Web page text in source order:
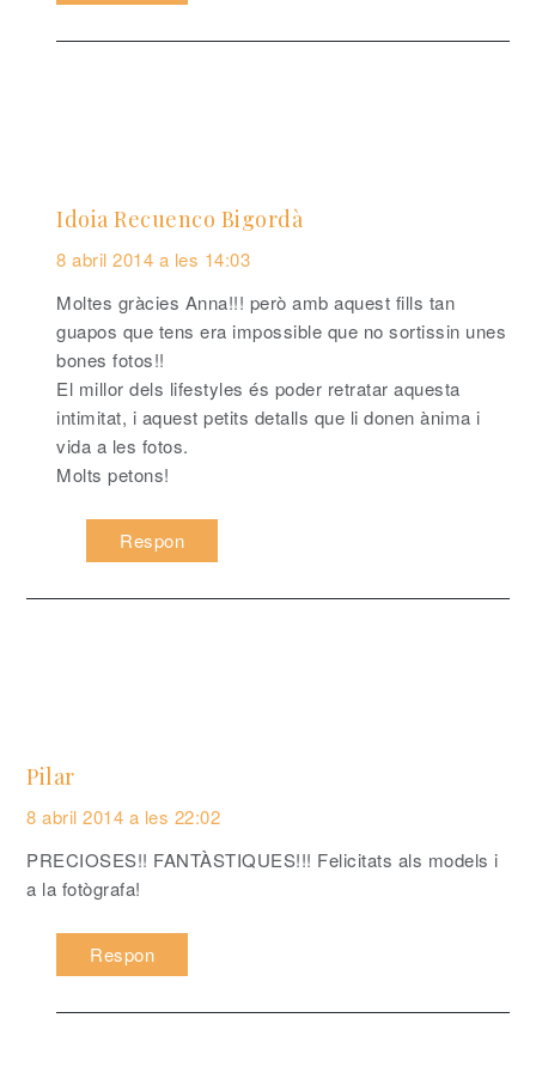
Idoia Recuenco Bigordà
8 abril 2014 a les 14:03
Moltes gràcies Anna!!! però amb aquest fills tan
guapos que tens era impossible que no sortissin unes
bones fotos!!
El millor dels lifestyles és poder retratar aquesta
intimitat, i aquest petits detalls que li donen ànima i
vida a les fotos.
Molts petons!
Respon
Pilar
8 abril 2014 a les 22:02
PRECIOSES!! FANTÀSTIQUES!!! Felicitats als models i
a la fotògrafa!
Respon